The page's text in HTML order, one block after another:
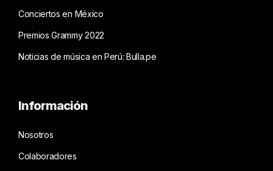
Conciertos en México
Premios Grammy 2022
Noticias de música en Perú: Bulla.pe
Información
Nosotros
Colaboradores